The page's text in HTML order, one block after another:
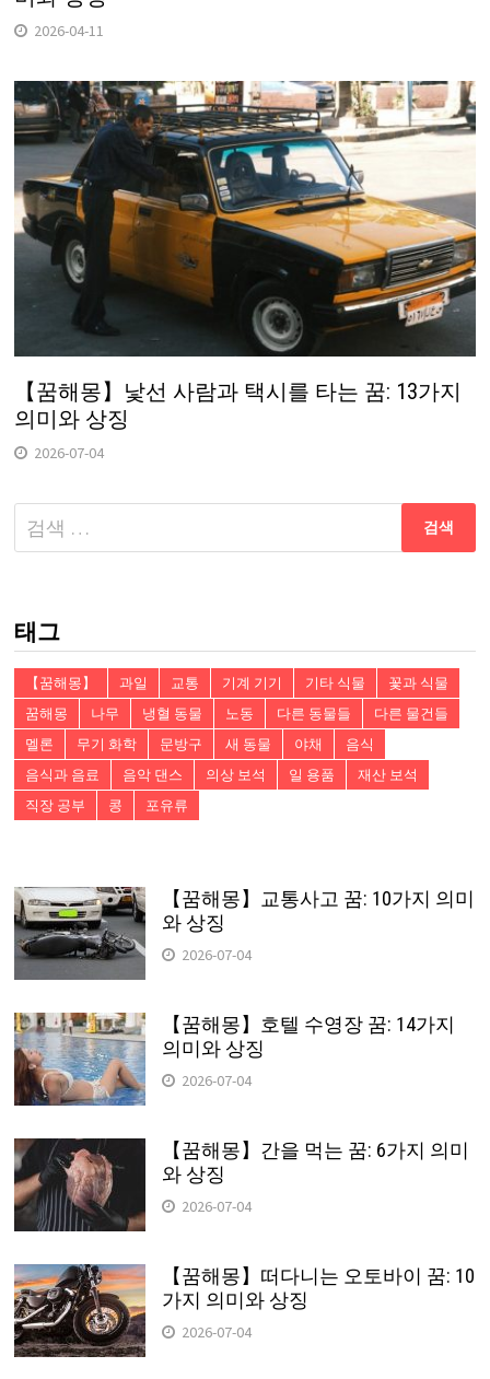
2026-04-11
【꿈해몽】낯선 사람과 택시를 타는 꿈: 13가지
의미와 상징
2026-07-04
다
음
태그
【꿈해몽】 과일 교통 기계 기기 기타 식물
꽃과 식물
꿈해몽
나무 냉혈 동물 노동 다른 동물들
다른 물건들
멜론
무기 화학 문방구 새 동물 야채
음식
음식과 음료
음악 댄스 의상 보석 일 용품
재산 보석
직장 공부
콩 포유류
【꿈해몽】교통사고 꿈: 10가지 의미
와 상징
2026-07-04
【꿈해몽】호텔 수영장 꿈: 14가지
의미와 상징
2026-07-04
【꿈해몽】간을 먹는 꿈: 6가지 의미
와 상징
2026-07-04
【꿈해몽】떠다니는 오토바이 꿈: 10
가지 의미와 상징
2026-07-04